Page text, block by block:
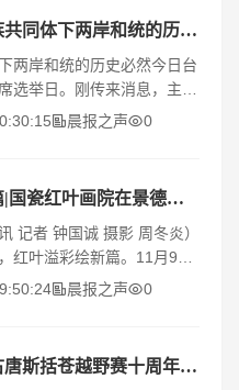
中华民族共同体下两岸和统的历史必然
两岸和统的历史必然今日台
选举日。刚传来消息，主张
，这为海峡两岸的和平统一
晨报之声 0
共绘新篇|国瓷红叶画院在景德镇陶瓷集团红叶陶瓷国瓷馆成立
记者 钟国诚 摄影 周冬炎）
红叶溢彩绘新篇。11月9
团旗下国瓷红叶画院成立大
晨报之声 0
致敬柴古唐斯括苍越野赛十周年，SALOMON陪伴中国跑者共赴世界舞台